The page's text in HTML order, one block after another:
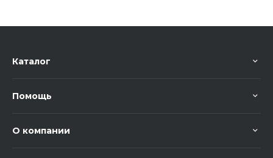
Каталог
Помощь
О компании